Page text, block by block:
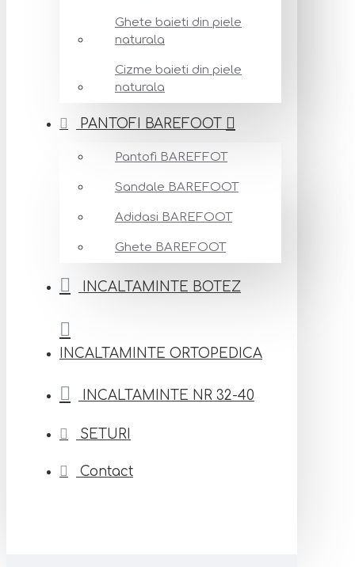
Ghete baieti din piele
naturala
Cizme baieti din piele
naturala
PANTOFI BAREFOOT
Pantofi BAREFFOT
Sandale BAREFOOT
Adidasi BAREFOOT
Ghete BAREFOOT
INCALTAMINTE BOTEZ
INCALTAMINTE ORTOPEDICA
INCALTAMINTE NR 32-40
SETURI
Contact